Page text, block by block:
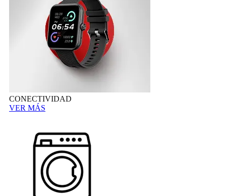
CONECTIVIDAD
VER MÁS